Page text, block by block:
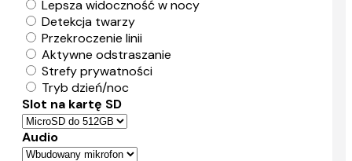
Lepsza widoczność w nocy
Detekcja twarzy
Przekroczenie linii
Aktywne odstraszanie
Strefy prywatności
Tryb dzień/noc
Slot na kartę SD
Audio